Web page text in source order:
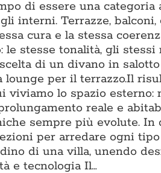
di essere una categoria
interni. Terrazze,
cura e la stessa
stesse tonalità, gli stessi
di un divano in
per il terrazzo.Il
viviamo lo spazio
reale e
sempre più evolute. In
per arredare ogni
di una villa, unendo
e tecnologia Il…